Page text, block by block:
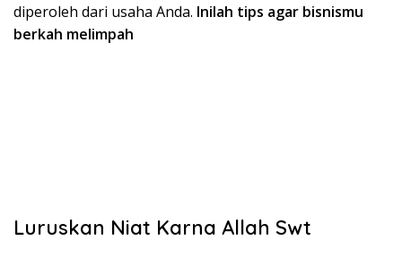
diperoleh dari usaha Anda. Inilah tips agar bisnismu
berkah melimpah
Luruskan Niat Karna Allah Swt